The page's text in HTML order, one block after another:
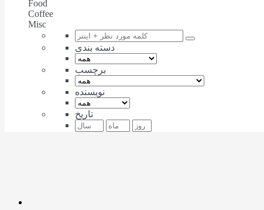
Food
Coffee
Misc
دسته بندی
برچسب
نویسنده
تاریخ